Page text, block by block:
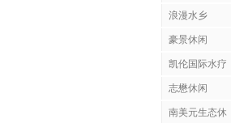
浪漫水乡
豪景休闲
凯伦国际水疗
志懋休闲
南美元生态休